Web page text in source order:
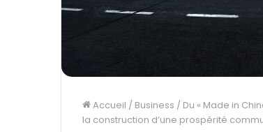
Accueil / Business / Du « Made in
la construction d’une prospérité